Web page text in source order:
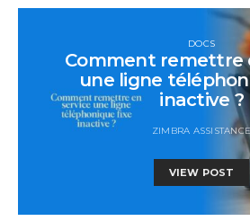
DOCS
Comment remettre
une ligne
inactive ?
ZIMBRA ASSISTANCE
VIEW POST